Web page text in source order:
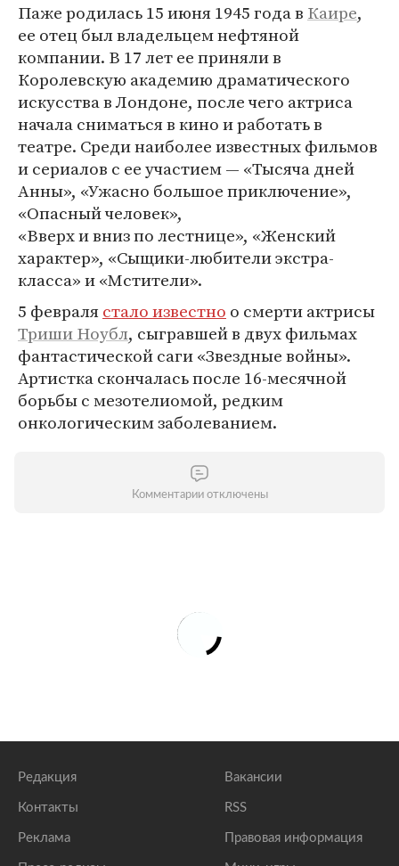
Паже родилась 15 июня 1945 года в Каире,
ее отец был владельцем нефтяной
компании. В 17 лет ее приняли в
Королевскую академию драматического
искусства в Лондоне, после чего актриса
начала сниматься в кино и работать в
театре. Среди наиболее известных фильмов
и сериалов с ее участием — «Тысяча дней
Анны», «Ужасно большое приключение»,
«Опасный человек»,
«Вверх и вниз по лестнице», «Женский
характер», «Сыщики-любители экстра-
класса» и «Мстители».
5 февралястало известно о смерти актрисы
Триши Ноубл, сыгравшей в двух фильмах
фантастической саги «Звездные войны».
Артистка скончалась после 16-месячной
борьбы с мезотелиомой, редким
онкологическим заболеванием.
Комментарии отключены
Редакция
Контакты
Реклама
Вакансии
RSS
Правовая информация